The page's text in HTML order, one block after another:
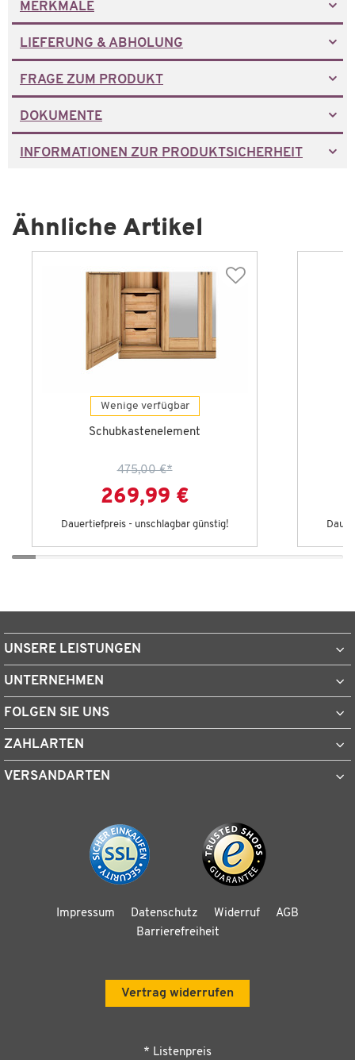
MERKMALE
LIEFERUNG & ABHOLUNG
FRAGE ZUM PRODUKT
DOKUMENTE
INFORMATIONEN ZUR PRODUKTSICHERHEIT
Ähnliche Artikel
Wenige verfügbar
Schubkastenelement
475,00 €*
269,99 €
Dauertiefpreis - unschlagbar günstig!
UNSERE LEISTUNGEN
UNTERNEHMEN
FOLGEN SIE UNS
ZAHLARTEN
VERSANDARTEN
Impressum Datenschutz Widerruf
AGB
Barrierefreiheit
Vertrag widerrufen
* Listenpreis